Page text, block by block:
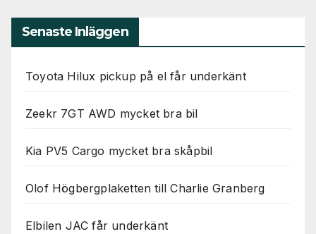
Senaste Inläggen
Toyota Hilux pickup på el får underkänt
Zeekr 7GT AWD mycket bra bil
Kia PV5 Cargo mycket bra skåpbil
Olof Högbergplaketten till Charlie Granberg
Elbilen JAC får underkänt